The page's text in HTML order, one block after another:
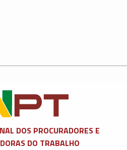
DOS PROCURADORES E
DO TRABALHO